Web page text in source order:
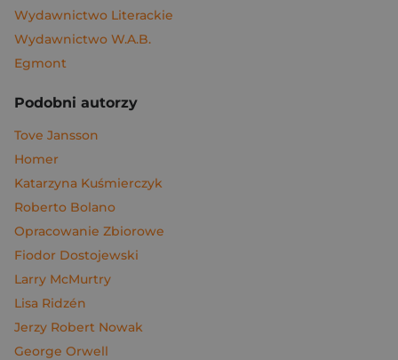
Wydawnictwo Literackie
Wydawnictwo W.A.B.
Egmont
Podobni autorzy
Tove Jansson
Homer
Katarzyna Kuśmierczyk
Roberto Bolano
Opracowanie Zbiorowe
Fiodor Dostojewski
Larry McMurtry
Lisa Ridzén
Jerzy Robert Nowak
George Orwell